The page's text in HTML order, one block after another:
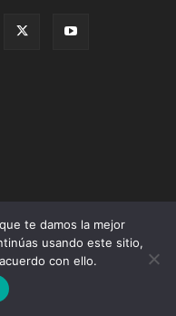
te damos la mejor
usando este sitio,
con ello.